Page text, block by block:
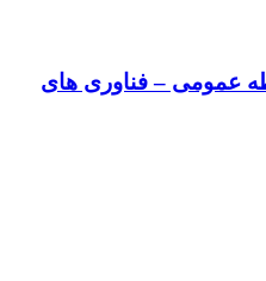
عمومی – فناوری های